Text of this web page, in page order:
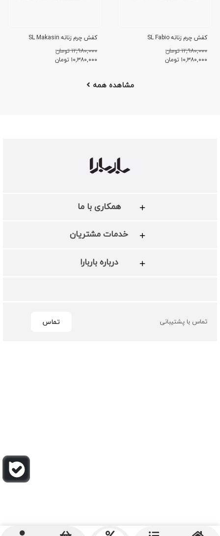
کفش چرم زنانه SL Fabio
۱۲,۹۸۰,۰۰۰ تومان
۱۰,۳۸۰,۰۰۰ تومان
کفش چرم زنانه SL Makasin
۱۲,۹۸۰,۰۰۰ تومان
۱۰,۳۸۰,۰۰۰ تومان
مشاهده همه
همکاری با ما
خدمات مشتریان
درباره باربارا
تماس با پشتیبانی تماس